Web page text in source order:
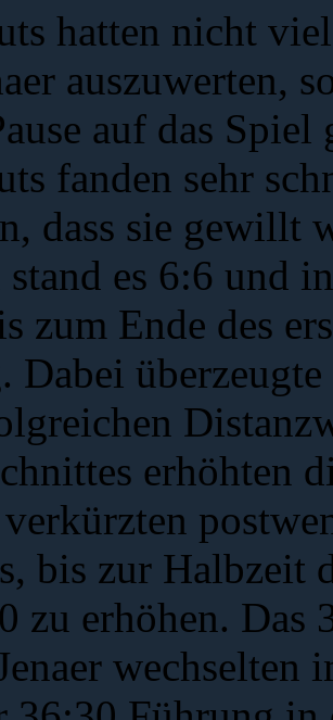
hatten nicht
auszuwerten,
auf das
fanden sehr
dass sie gewillt
es 6:6 und
zum Ende des
Dabei
erhöhten
bis zur
zu erhöhen. Das
wechselten